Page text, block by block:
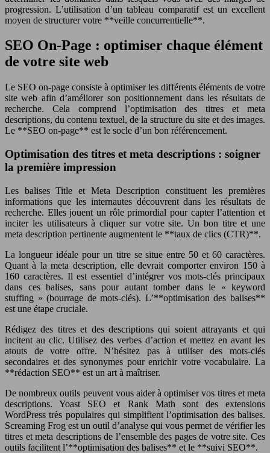
progression. L’utilisation d’un tableau comparatif est un excellent
moyen de structurer votre **veille concurrentielle**.
SEO On-Page : optimiser chaque élément
de votre site web
Le SEO on-page consiste à optimiser les différents éléments de votre
site web afin d’améliorer son positionnement dans les résultats de
recherche. Cela comprend l’optimisation des titres et meta
descriptions, du contenu textuel, de la structure du site et des images.
Le **SEO on-page** est le socle d’un bon référencement.
Optimisation des titres et meta descriptions : soigner
la première impression
Les balises Title et Meta Description constituent les premières
informations que les internautes découvrent dans les résultats de
recherche. Elles jouent un rôle primordial pour capter l’attention et
inciter les utilisateurs à cliquer sur votre site. Un bon titre et une
meta description pertinente augmentent le **taux de clics (CTR)**.
La longueur idéale pour un titre se situe entre 50 et 60 caractères.
Quant à la meta description, elle devrait comporter environ 150 à
160 caractères. Il est essentiel d’intégrer vos mots-clés principaux
dans ces balises, sans pour autant tomber dans le « keyword
stuffing » (bourrage de mots-clés). L’**optimisation des balises**
est une étape cruciale.
Rédigez des titres et des descriptions qui soient attrayants et qui
incitent au clic. Utilisez des verbes d’action et mettez en avant les
atouts de votre offre. N’hésitez pas à utiliser des mots-clés
secondaires et des synonymes pour enrichir votre vocabulaire. La
**rédaction SEO** est un art à maîtriser.
De nombreux outils peuvent vous aider à optimiser vos titres et meta
descriptions. Yoast SEO et Rank Math sont des extensions
WordPress très populaires qui simplifient l’optimisation des balises.
Screaming Frog est un outil d’analyse qui vous permet de vérifier les
titres et meta descriptions de l’ensemble des pages de votre site. Ces
outils facilitent l’**optimisation des balises** et le **suivi SEO**.